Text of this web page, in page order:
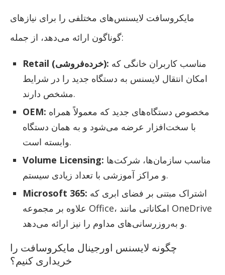
مایکروسافت لایسنس‌های مختلفی را برای نیازهای
گوناگون ارائه می‌دهد، از جمله:
Retail (خرده‌فروشی):
امکان انتقال لایسنس به دستگاه جدید را در شرایط
مشخص دارند.
OEM:
با سخت‌افزار عرضه می‌شود و به همان دستگاه
وابسته است.
Volume Licensing:
و مراکز آموزشی با تعداد زیادی سیستم.
Microsoft 365:
علاوه بر مجموعه Office، امکاناتی مانند OneDrive
و به‌روزرسانی‌های مداوم را نیز ارائه می‌دهد.
چگونه لایسنس اورجینال مایکروسافت را
خریداری کنیم؟